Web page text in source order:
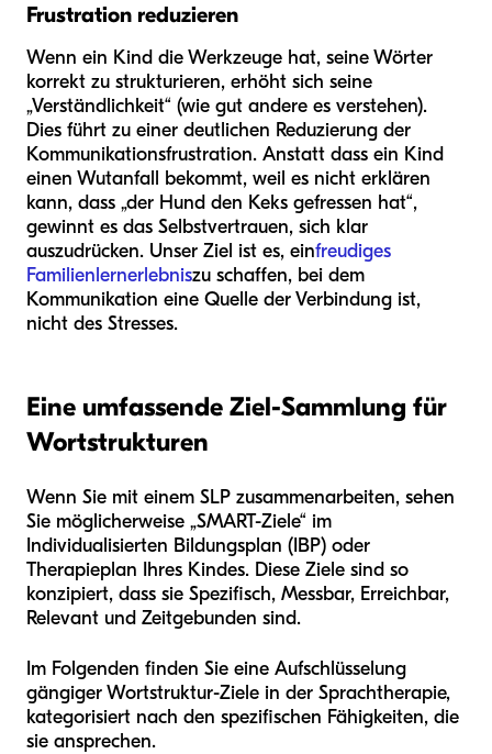
Frustration reduzieren
Wenn ein Kind die Werkzeuge hat, seine Wörter
korrekt zu strukturieren, erhöht sich seine
„Verständlichkeit“ (wie gut andere es verstehen).
Dies führt zu einer deutlichen Reduzierung der
Kommunikationsfrustration. Anstatt dass ein Kind
einen Wutanfall bekommt, weil es nicht erklären
kann, dass „der Hund den Keks gefressen hat“,
gewinnt es das Selbstvertrauen, sich klar
auszudrücken. Unser Ziel ist es, einfreudiges
Familienlernerlebniszu schaffen, bei dem
Kommunikation eine Quelle der Verbindung ist,
nicht des Stresses.
Eine umfassende Ziel-Sammlung für
Wortstrukturen
Wenn Sie mit einem SLP zusammenarbeiten, sehen
Sie möglicherweise „SMART-Ziele“ im
Individualisierten Bildungsplan (IBP) oder
Therapieplan Ihres Kindes. Diese Ziele sind so
konzipiert, dass sie Spezifisch, Messbar, Erreichbar,
Relevant und Zeitgebunden sind.
Im Folgenden finden Sie eine Aufschlüsselung
gängiger Wortstruktur-Ziele in der Sprachtherapie,
kategorisiert nach den spezifischen Fähigkeiten, die
sie ansprechen.